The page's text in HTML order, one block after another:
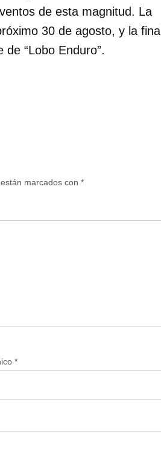
de esta magnitud. La
30 de agosto, y la final
“Lobo Enduro”.
marcados con *
*